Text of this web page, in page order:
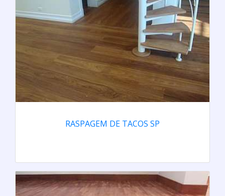
RASPAGEM DE TACOS SP